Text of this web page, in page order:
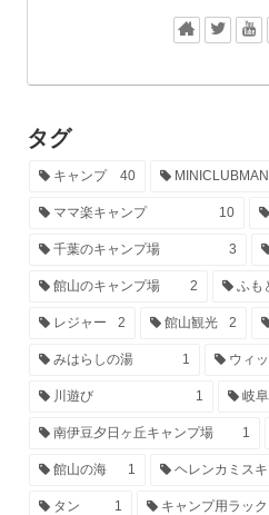
タグ
キャンプ 40 MINICLUBMAN
ママ楽キャンプ 10
千葉のキャンプ場 3
館山のキャンプ場 2 ふも
レジャー 2 館山観光 2
みはらしの湯 1 ウィ
川遊び 1 岐
南伊豆夕日ヶ丘キャンプ場 1
館山の海 1 ヘレンカミス
タン 1 キャンプ用ラック